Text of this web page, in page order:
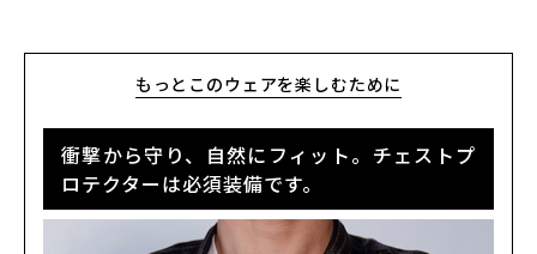
もっとこのウェアを楽しむために
衝撃から守り、自然にフィット。チェストプ
ロテクターは必須装備です。
M
¥43,890(税込)
カートに入れる
BLUE
LL
¥43,890 (税込)
カートに入れる